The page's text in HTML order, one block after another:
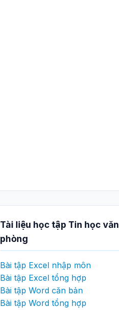
Tài liệu học tập Tin học văn
phòng
Bài tập Excel nhập môn
Bài tập Excel tổng hợp
Bài tập Word căn bản
Bài tập Word tổng hợp